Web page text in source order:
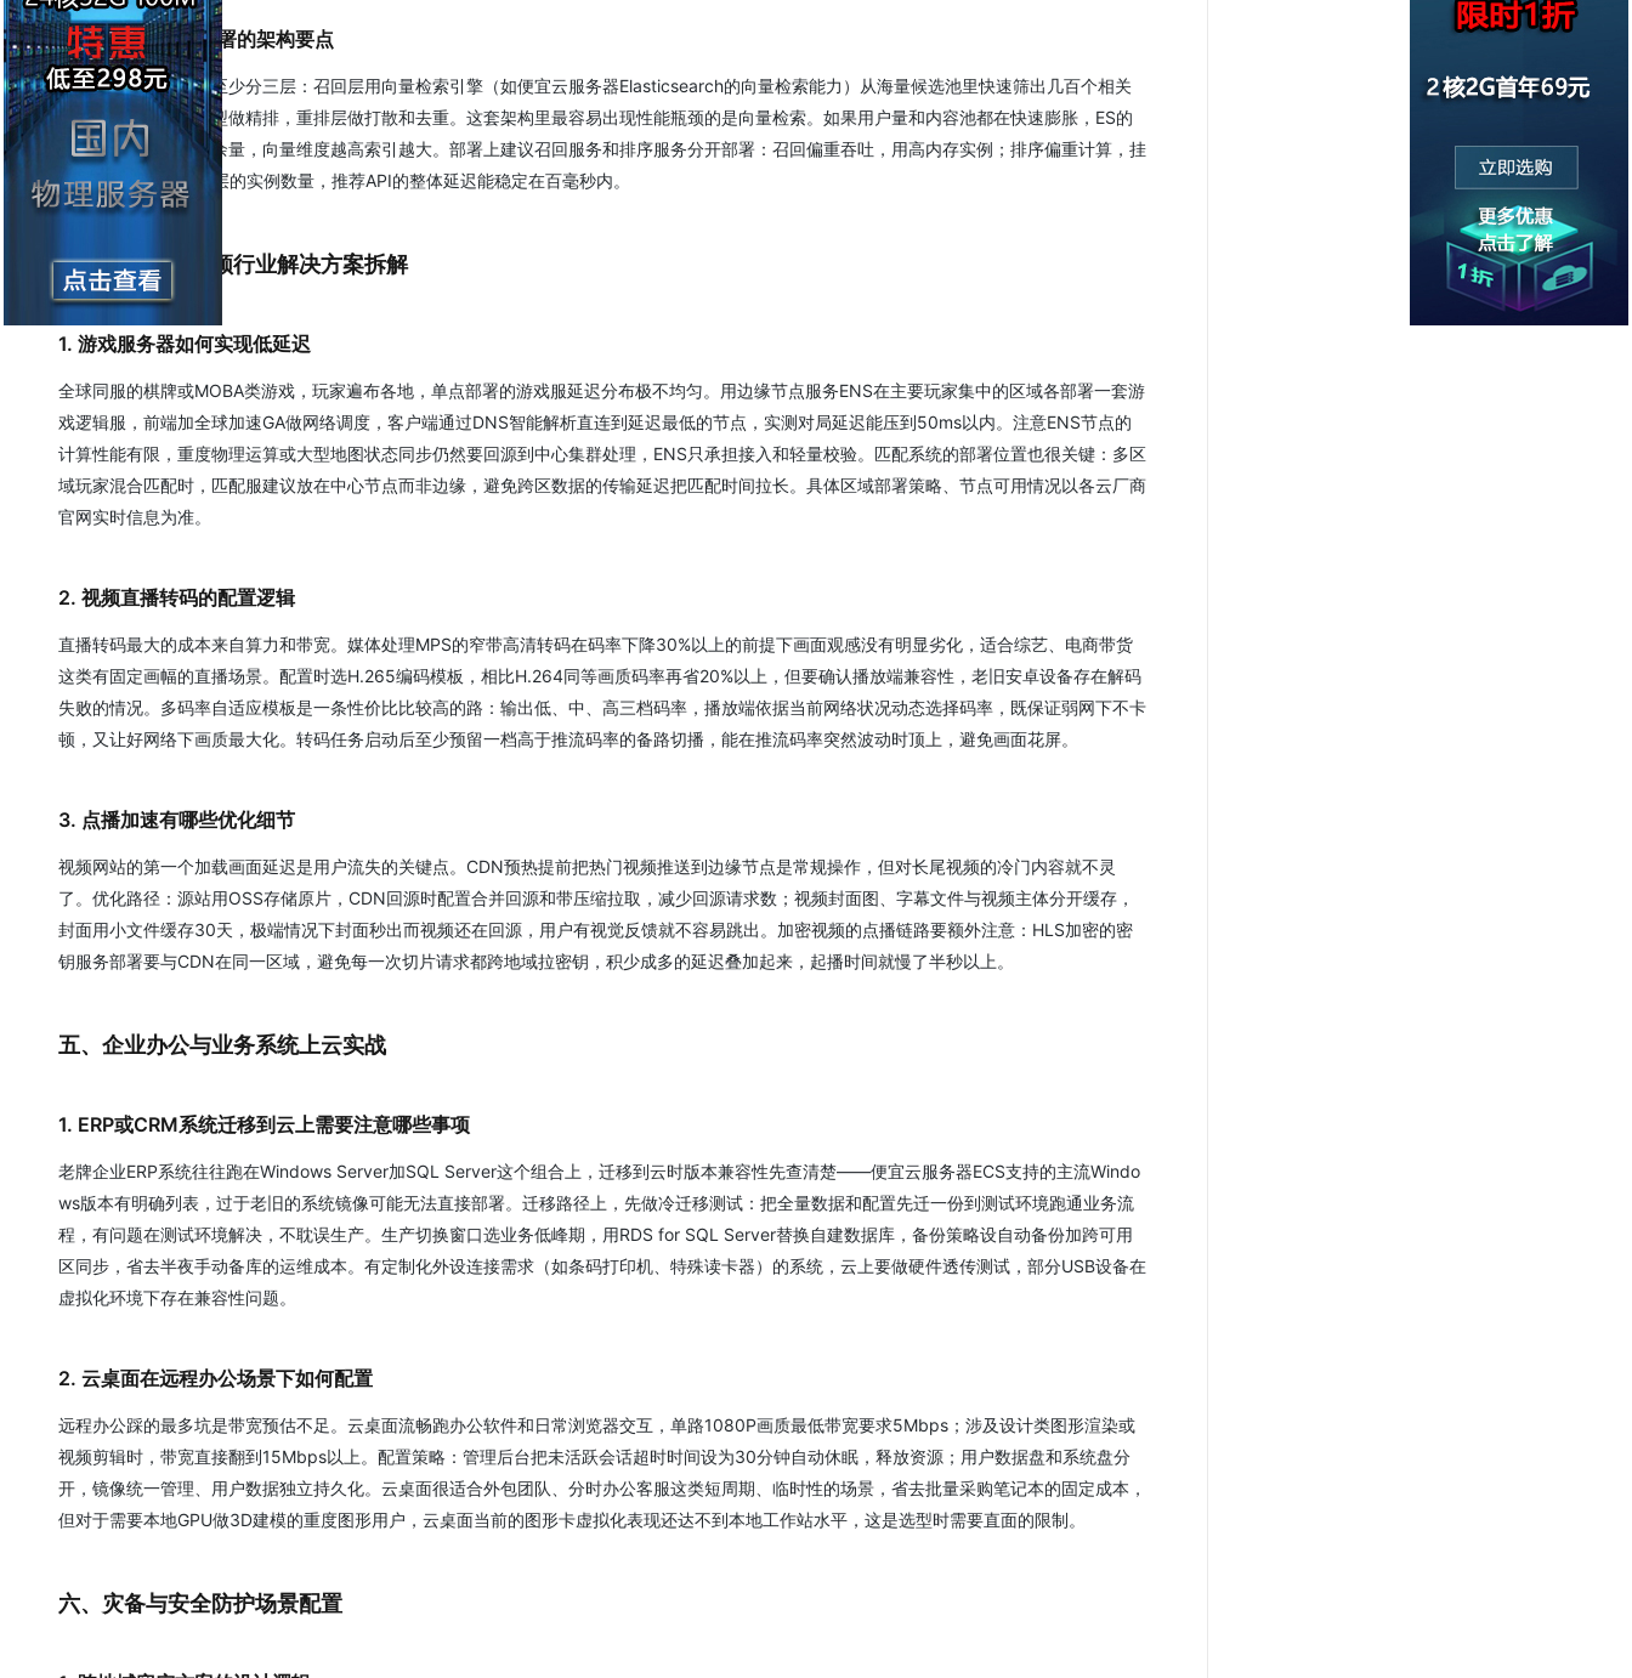
3. 智能推荐系统部署的架构要点
一个可用的推荐系统至少分三层：召回层用向量检索引擎（如便宜云服务器Elasticsearch的向量检索能力）从海量候选池里快速筛出几百个相关
项，排序层用深度模型做精排，重排层做打散和去重。这套架构里最容易出现性能瓶颈的是向量检索。如果用户量和内容池都在快速膨胀，ES的
数据节点内存要留足余量，向量维度越高索引越大。部署上建议召回服务和排序服务分开部署：召回偏重吞吐，用高内存实例；排序偏重计算，挂
GPU。动态调整这两层的实例数量，推荐API的整体延迟能稳定在百毫秒内。
四、游戏与音视频行业解决方案拆解
1. 游戏服务器如何实现低延迟
全球同服的棋牌或MOBA类游戏，玩家遍布各地，单点部署的游戏服延迟分布极不均匀。用边缘节点服务ENS在主要玩家集中的区域各部署一套游
戏逻辑服，前端加全球加速GA做网络调度，客户端通过DNS智能解析直连到延迟最低的节点，实测对局延迟能压到50ms以内。注意ENS节点的
计算性能有限，重度物理运算或大型地图状态同步仍然要回源到中心集群处理，ENS只承担接入和轻量校验。匹配系统的部署位置也很关键：多区
域玩家混合匹配时，匹配服建议放在中心节点而非边缘，避免跨区数据的传输延迟把匹配时间拉长。具体区域部署策略、节点可用情况以各云厂商
官网实时信息为准。
2. 视频直播转码的配置逻辑
直播转码最大的成本来自算力和带宽。媒体处理MPS的窄带高清转码在码率下降30%以上的前提下画面观感没有明显劣化，适合综艺、电商带货
这类有固定画幅的直播场景。配置时选H.265编码模板，相比H.264同等画质码率再省20%以上，但要确认播放端兼容性，老旧安卓设备存在解码
失败的情况。多码率自适应模板是一条性价比比较高的路：输出低、中、高三档码率，播放端依据当前网络状况动态选择码率，既保证弱网下不卡
顿，又让好网络下画质最大化。转码任务启动后至少预留一档高于推流码率的备路切播，能在推流码率突然波动时顶上，避免画面花屏。
3. 点播加速有哪些优化细节
视频网站的第一个加载画面延迟是用户流失的关键点。CDN预热提前把热门视频推送到边缘节点是常规操作，但对长尾视频的冷门内容就不灵
了。优化路径：源站用OSS存储原片，CDN回源时配置合并回源和带压缩拉取，减少回源请求数；视频封面图、字幕文件与视频主体分开缓存，
封面用小文件缓存30天，极端情况下封面秒出而视频还在回源，用户有视觉反馈就不容易跳出。加密视频的点播链路要额外注意：HLS加密的密
钥服务部署要与CDN在同一区域，避免每一次切片请求都跨地域拉密钥，积少成多的延迟叠加起来，起播时间就慢了半秒以上。
五、企业办公与业务系统上云实战
1. ERP或CRM系统迁移到云上需要注意哪些事项
老牌企业ERP系统往往跑在Windows Server加SQL Server这个组合上，迁移到云时版本兼容性先查清楚——便宜云服务器ECS支持的主流Windo
ws版本有明确列表，过于老旧的系统镜像可能无法直接部署。迁移路径上，先做冷迁移测试：把全量数据和配置先迁一份到测试环境跑通业务流
程，有问题在测试环境解决，不耽误生产。生产切换窗口选业务低峰期，用RDS for SQL Server替换自建数据库，备份策略设自动备份加跨可用
区同步，省去半夜手动备库的运维成本。有定制化外设连接需求（如条码打印机、特殊读卡器）的系统，云上要做硬件透传测试，部分USB设备在
虚拟化环境下存在兼容性问题。
2. 云桌面在远程办公场景下如何配置
远程办公踩的最多坑是带宽预估不足。云桌面流畅跑办公软件和日常浏览器交互，单路1080P画质最低带宽要求5Mbps；涉及设计类图形渲染或
视频剪辑时，带宽直接翻到15Mbps以上。配置策略：管理后台把未活跃会话超时时间设为30分钟自动休眠，释放资源；用户数据盘和系统盘分
开，镜像统一管理、用户数据独立持久化。云桌面很适合外包团队、分时办公客服这类短周期、临时性的场景，省去批量采购笔记本的固定成本，
但对于需要本地GPU做3D建模的重度图形用户，云桌面当前的图形卡虚拟化表现还达不到本地工作站水平，这是选型时需要直面的限制。
六、灾备与安全防护场景配置